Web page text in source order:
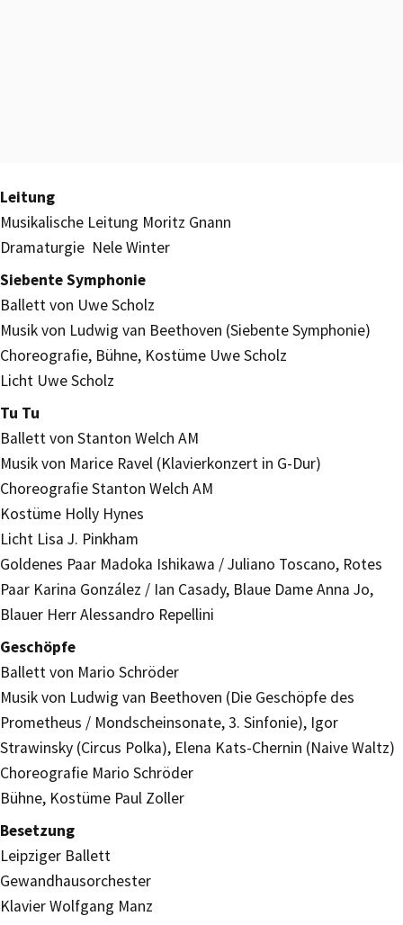
Leitung
Musikalische Leitung Moritz Gnann
Dramaturgie Nele Winter
Siebente Symphonie
Ballett von Uwe Scholz
Musik von Ludwig van Beethoven (Siebente Symphonie)
Choreografie, Bühne, Kostüme Uwe Scholz
Licht Uwe Scholz
Tu Tu
Ballett von Stanton Welch AM
Musik von Marice Ravel (Klavierkonzert in G-Dur)
Choreografie Stanton Welch AM
Kostüme Holly Hynes
Licht Lisa J. Pinkham
Goldenes Paar Madoka Ishikawa / Juliano Toscano, Rotes
Paar Karina González / Ian Casady, Blaue Dame Anna Jo,
Blauer Herr Alessandro Repellini
Geschöpfe
Ballett von Mario Schröder
Musik von Ludwig van Beethoven (Die Geschöpfe des
Prometheus / Mondscheinsonate, 3. Sinfonie), Igor
Strawinsky (Circus Polka), Elena Kats-Chernin (Naive Waltz)
Choreografie Mario Schröder
Bühne, Kostüme Paul Zoller
Besetzung
Leipziger Ballett
Gewandhausorchester
Klavier Wolfgang Manz